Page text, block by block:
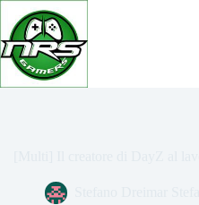
Salta
contenuto